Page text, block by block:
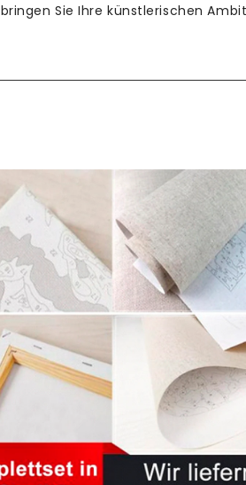
bringen Sie Ihre künstlerischen